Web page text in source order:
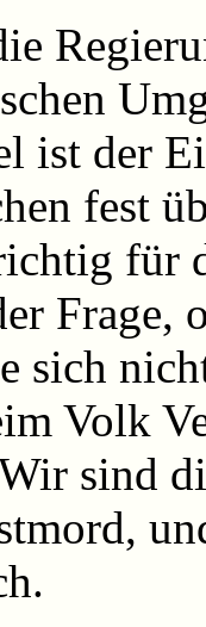
ist der
fest
für
Frage,
sich
Volk
sind